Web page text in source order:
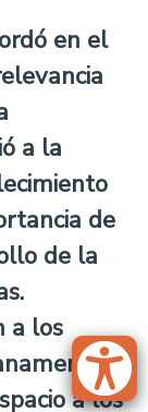
en el
a la
de
de la
a los
a los